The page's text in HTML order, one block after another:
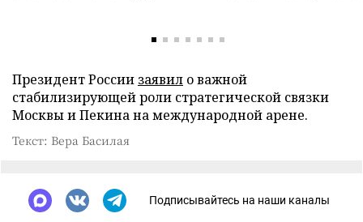
Президент России заявил о важной
стабилизирующей роли стратегической связки
Москвы и Пекина на международной арене.
Текст: Вера Басилая
Подписывайтесь на наши каналы